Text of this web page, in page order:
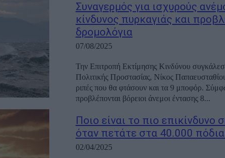
Συναγερμός για ισχυρούς
κίνδυνος πυρκαγιάς και
δρομολόγια
07/08/2025
Την Επιτροπή Εκτίμησης Κινδύνου
Πολιτικής Προστασίας, Νίκος
ριπές που θα φτάσουν και τα 9 μποφόρ.
προβλέπονται βόρειοι άνεμοι έντασης 8...
Ποιο είναι το πιο επικίνδυνο
όταν πετάτε στα 40.000
02/04/2025